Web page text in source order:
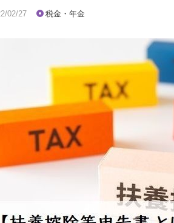
02/27 税金・年金